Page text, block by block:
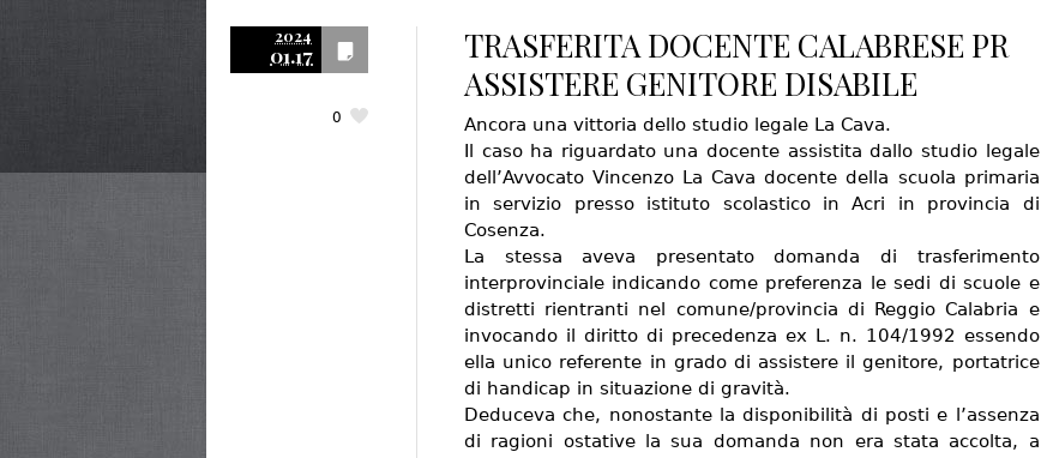
2024
01.17
0
TRASFERITA DOCENTE CALABRESE PR
ASSISTERE GENITORE DISABILE
Ancora una vittoria dello studio legale La Cava.
Il caso ha riguardato una docente assistita dallo studio legale
dell’Avvocato Vincenzo La Cava docente della scuola primaria
in servizio presso istituto scolastico in Acri in provincia di
Cosenza.
La stessa aveva presentato domanda di trasferimento
interprovinciale indicando come preferenza le sedi di scuole e
distretti rientranti nel comune/provincia di Reggio Calabria e
invocando il diritto di precedenza ex L. n. 104/1992 essendo
ella unico referente in grado di assistere il genitore, portatrice
di handicap in situazione di gravità.
Deduceva che, nonostante la disponibilità di posti e l’assenza
di ragioni ostative la sua domanda non era stata accolta, a